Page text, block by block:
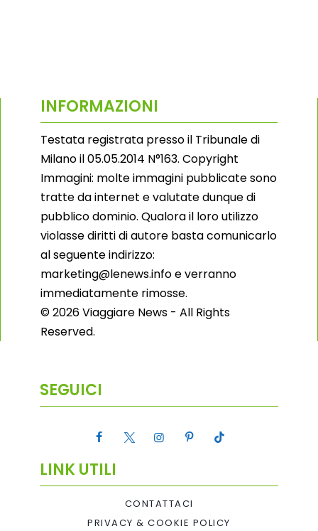
INFORMAZIONI
Testata registrata presso il Tribunale di
Milano il 05.05.2014 N°163. Copyright
Immagini: molte immagini pubblicate sono
tratte da internet e valutate dunque di
pubblico dominio. Qualora il loro utilizzo
violasse diritti di autore basta comunicarlo
al seguente indirizzo:
marketing@lenews.info e verranno
immediatamente rimosse.
© 2026 Viaggiare News - All Rights
Reserved.
SEGUICI
LINK UTILI
CONTATTACI
PRIVACY & COOKIE POLICY